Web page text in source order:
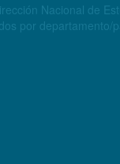
Nacional de
por